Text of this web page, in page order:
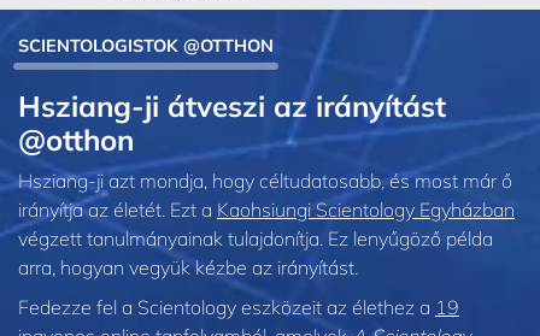
SCIENTOLOGISTOK @OTTHON
Hsziang-ji átveszi az irányítást
@otthon
Hsziang-ji azt mondja, hogy céltudatosabb, és most már ő
irányítja az életét. Ezt a Kaohsiungi Scientology Egyházban
végzett tanulmányainak tulajdonítja. Ez lenyűgöző példa
arra, hogyan vegyük kézbe az irányítást.
Fedezze fel a Scientology eszközeit az élethez a 19